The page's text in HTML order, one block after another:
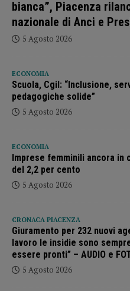
bianca”, Piacenza
nazionale di Anci e
5 Agosto 2026
ECONOMIA
Scuola, Cgil: “Inclusione,
pedagogiche solide”
5 Agosto 2026
ECONOMIA
Imprese femminili ancora
del 2,2 per cento
5 Agosto 2026
CRONACA PIACENZA
Giuramento per 232 nuovi
lavoro le insidie sono
essere pronti” – AUDIO e
5 Agosto 2026